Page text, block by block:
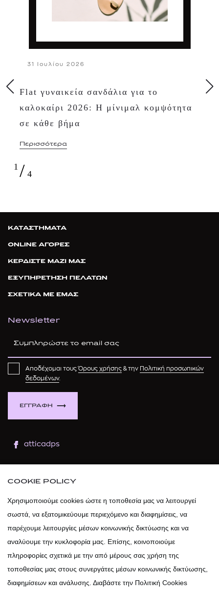
31 Ιουλίου 2026
Flat γυναικεία σανδάλια για το
καλοκαίρι 2026: Η μίνιμαλ κομψότητα
σε κάθε βήμα
Περισσότερα
1 / 4
ΚΑΤΑΣΤΗΜΑΤΑ
ONLINE ΑΓΟΡΕΣ
ΚΕΡΔΙΣΤΕ ΜΑΖΙ ΜΑΣ
ΕΞΥΠΗΡΕΤΗΣΗ ΠΕΛΑΤΩΝ
ΣΧΕΤΙΚΑ ΜΕ ΕΜΑΣ
Newsletter
ΕΓΓΡΑΦΗ
Αποδέχομαι τουςΌρους χρήσης & την Πολιτική προσωπικών
δεδομένων.
atticadps
atticadps
COOKIE POLICY
Χρησιμοποιούμε cookies ώστε η τοποθεσία μας να λειτουργεί
σωστά, να εξατομικεύουμε περιεχόμενο και διαφημίσεις, να
παρέχουμε λειτουργίες μέσων κοινωνικής δικτύωσης και να
αναλύουμε την κυκλοφορία μας. Επίσης, κοινοποιούμε
πληροφορίες σχετικά με την από μέρους σας χρήση της
τοποθεσίας μας στους συνεργάτες μέσων κοινωνικής δικτύωσης,
διαφημίσεων και ανάλυσης. Διαβάστε την Πολιτική Cookies